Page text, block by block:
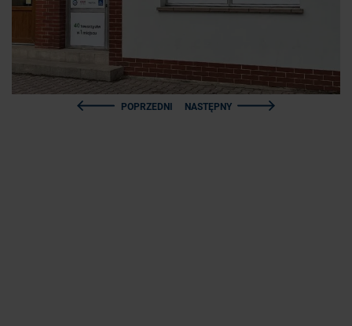
POPRZEDNI NASTĘPNY